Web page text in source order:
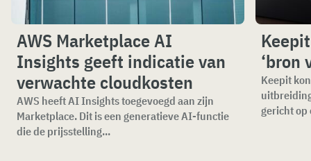
AWS Marketplace AI
Insights geeft indicatie van
verwachte cloudkosten
AWS heeft AI Insights toegevoegd aan zijn
Marketplace. Dit is een generatieve AI-functie
die de prijsstelling...
‘bron
Keepit
gericht op